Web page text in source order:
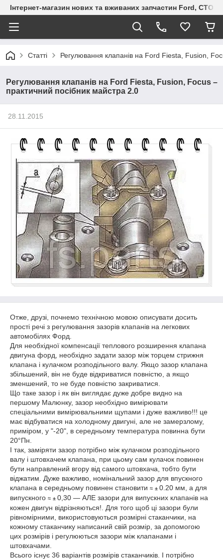
Інтернет-магазин нових та вживаних запчастин Ford, СТО
Статті Регулювання клапанів на Ford Fiesta, Fusion,
Регулювання клапанів на Ford Fiesta, Fusion, Focus –
практичний посібник майстра 2.0
28.11.2015
Отже, друзі, почнемо технічною мовою описувати досить
прості речі з регулювання зазорів клапанів на легкових
автомобілях Форд.
Для необхідної компенсації теплового розширення клапана
двигуна форд, необхідно задати зазор між торцем стрижня
клапана і кулачком розподільного валу. Якщо зазор клапана
збільшений, він не буде відкриватися повністю, а якщо
зменшений, то не буде повністю закриватися.
Що таке зазор і як він виглядає дуже добре видно на
першому Малюнку, зазор необхідно вимірювати
спеціальними вимірювальними щупами і дуже важливо!!! це
має відбуватися на холодному двигуні, але не замерзлому,
приміром, у "-20", в середньому температура повинна бути
20°Пн.
І так, заміряти зазор потрібно між кулачком розподільного
валу і штовхачем клапана, при цьому сам кулачок повинен
бути направлений вгору від самого штовхача, тобто бути
віджатим. Дуже важливо, номінальний зазор для впускного
клапана в середньому повинен становити ≈ ± 0.20 мм, а для
випускного ≈ ± 0,30 ― АЛЕ зазори для випускних клапанів на
кожен двигун відрізняються!. Для того щоб ці зазори були
рівномірними, використовуються розмірні стаканчики, на
кожному стаканчику написаний свій розмір, за допомогою
цих розмірів і регулюються зазори між клапанами і
штовхачами.
Всього існує 36 варіантів розмірів стаканчиків. І потрібно